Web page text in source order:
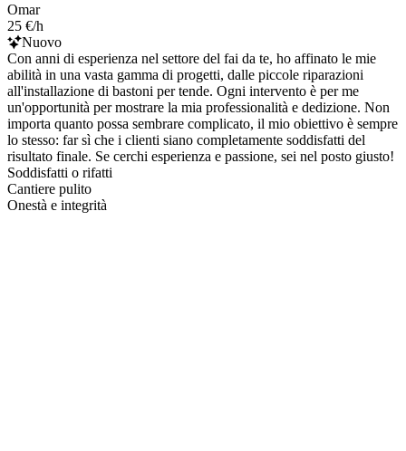
Omar
25 €/h
Nuovo
Con anni di esperienza nel settore del fai da te, ho affinato le mie
abilità in una vasta gamma di progetti, dalle piccole riparazioni
all'installazione di bastoni per tende. Ogni intervento è per me
un'opportunità per mostrare la mia professionalità e dedizione. Non
importa quanto possa sembrare complicato, il mio obiettivo è sempre
lo stesso: far sì che i clienti siano completamente soddisfatti del
risultato finale. Se cerchi esperienza e passione, sei nel posto giusto!
Soddisfatti o rifatti
Cantiere pulito
Onestà e integrità